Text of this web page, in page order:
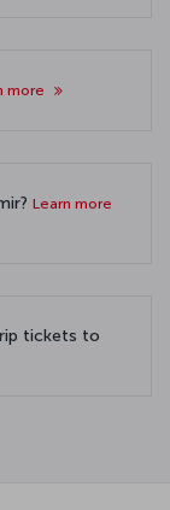
more
Learn more
tickets to